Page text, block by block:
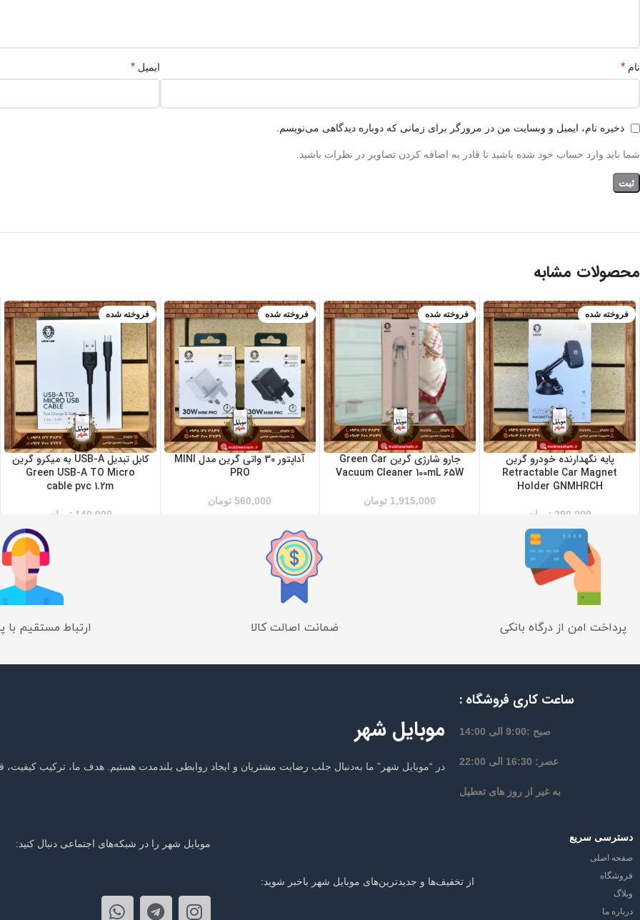
نام * ایمیل *
ذخیره نام، ایمیل و وبسایت من در مرورگر برای زمانی که دوباره دیدگاهی می‌نویسم.
شما باید وارد حساب خود شده باشید تا قادر به اضافه کردن تصاویر در نظرات باشید.
محصولات مشابه
فروخته شده
پایه نگهدارنده خودرو گرین
Retractable Car Magnet
Holder GNMHRCH
290,000 تومان
فروخته شده
جارو شارژی گرین Green Car
Vacuum Cleaner 100mL 65W
1,915,000 تومان
فروخته شده
مشکی
آداپتور 30 واتی گرین مدل MINI
PRO
560,000 تومان
فروخته شده
کابل تبدیل USB-A به میکرو گرین
Green USB-A TO Micro
cable pvc 1.2m
140,000 تومان
پرداخت امن از درگاه بانکی ضمانت اصالت کالا ارتباط مستقیم با
ساعت کاری فروشگاه :
صبح :9:00 الی 14:00
عصر: 16:30 الی 22:00
به غیر از روز های تعطیل
موبایل شهر
در “موبایل شهر” ما به‌دنبال جلب رضایت مشتریان و ایجاد روابطی بلندمدت هستیم. هدف ما، ترکیب
دسترسی سریع
صفحه اصلی
فروشگاه
وبلاگ
درباره ما
از تخفیف‌ها و جدیدترین‌های موبایل شهر باخبر شوید:
موبایل شهر را در شبکه‌های اجتماعی دنبال کنید: